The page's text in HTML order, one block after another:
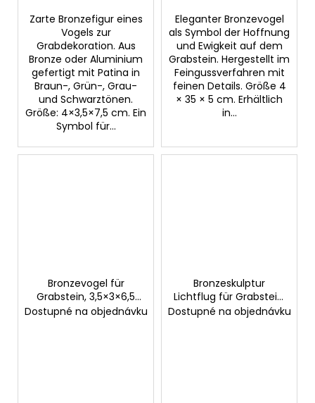
Zarte Bronzefigur eines
Vogels zur
Grabdekoration. Aus
Bronze oder Aluminium
gefertigt mit Patina in
Braun-, Grün-, Grau-
und Schwarztönen.
Größe: 4×3,5×7,5 cm. Ein
Symbol für...
Eleganter Bronzevogel
als Symbol der Hoffnung
und Ewigkeit auf dem
Grabstein. Hergestellt im
Feingussverfahren mit
feinen Details. Größe 4
× 35 × 5 cm. Erhältlich
in...
Bronzevogel für
Grabstein, 3,5×3×6,5
cm
Dostupné na objednávku
Bronzeskulptur
Lichtflug für Grabstein,
103×26 cm
Dostupné na objednávku